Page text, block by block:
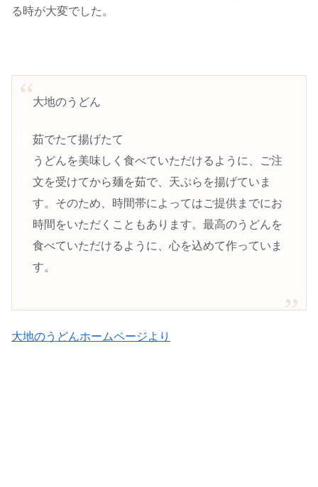
る時が大変でした。
大地のうどん
茹でたて揚げたて
うどんを美味しく食べていただけるように、ご注
文を受けてから麺を茹で、天ぷらを揚げていま
す。そのため、時間帯によってはご提供までにお
時間をいただくこともあります。最高のうどんを
食べていただけるように、心を込めて作っていま
す。
大地のうどんホームページより